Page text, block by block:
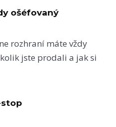
ošéfovaný
rozhraní máte vždy
jste prodali a jak si